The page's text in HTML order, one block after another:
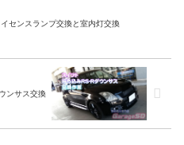
意点メル...
イセンスランプ交換と室内灯交換
ンサス交換